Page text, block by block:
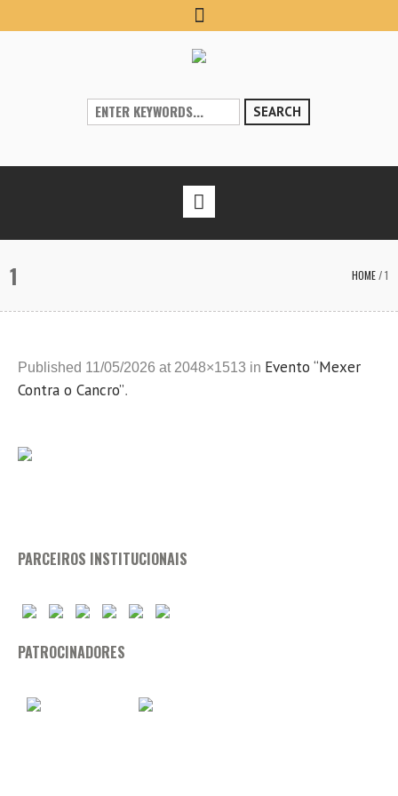
SEARCH
1 HOME/1
Published 11/05/2026 at 2048×1513 in Evento “Mexer
Contra o Cancro”.
PARCEIROS INSTITUCIONAIS
PATROCINADORES